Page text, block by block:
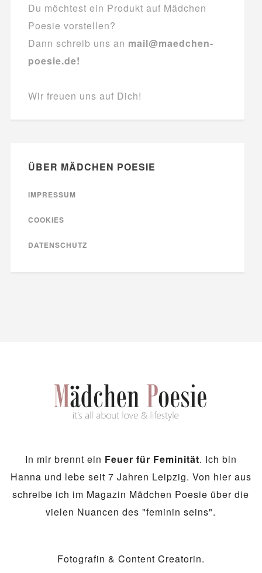
Du möchtest ein Produkt auf Mädchen
Poesie vorstellen?
Dann schreib uns an mail@maedchen-
poesie.de!
Wir freuen uns auf Dich!
ÜBER MÄDCHEN POESIE
IMPRESSUM
COOKIES
DATENSCHUTZ
In mir brennt ein Feuer für Feminität. Ich bin
Hanna und lebe seit 7 Jahren Leipzig. Von hier aus
schreibe ich im Magazin Mädchen Poesie über die
vielen Nuancen des "feminin seins".
Fotografin & Content Creatorin.